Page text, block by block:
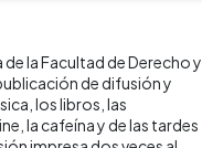
la Facultad de Derecho y
de difusión y
los libros, las
la cafeína y de las tardes